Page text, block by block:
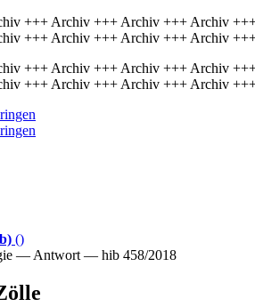
+++ Archiv +++ Archiv +++ Archiv
+++ Archiv +++ Archiv +++ Archiv
+++ Archiv +++ Archiv +++ Archiv
+++ Archiv +++ Archiv +++ Archiv
()
— Antwort — hib 458/2018